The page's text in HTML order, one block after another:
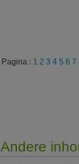
Pagina : 1 2 3 4 5 6 7
Andere